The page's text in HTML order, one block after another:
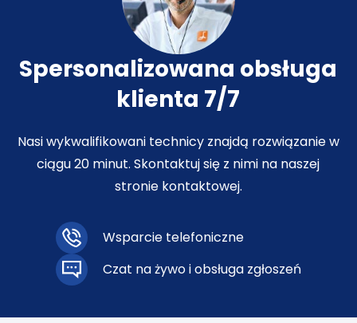
Spersonalizowana obsługa
klienta 7/7
Nasi wykwalifikowani technicy znajdą rozwiązanie w
ciągu 20 minut. Skontaktuj się z nimi na naszej
stronie kontaktowej.
Wsparcie telefoniczne
Czat na żywo i obsługa zgłoszeń